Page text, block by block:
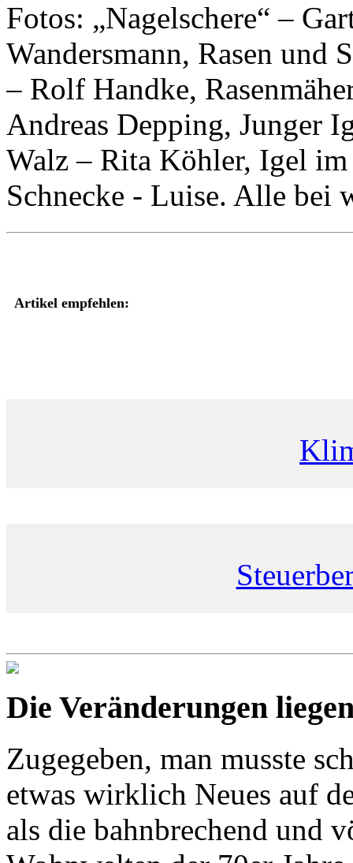
Fotos: „Nagelschere“ –
Wandersmann, Rasen und
– Rolf Handke,
Andreas Depping, Junger
Walz – Rita Köhler, Igel im
Schnecke - Luise. Alle bei
Artikel empfehlen:
Die Veränderungen
Zugegeben, man musste
etwas wirklich Neues auf
als die bahnbrechend und